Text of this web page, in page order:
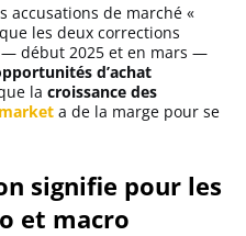
accusations de marché «
les deux corrections
début 2025 et en mars —
d’achat
la croissance des
a de la marge pour se
signifie pour les
et macro